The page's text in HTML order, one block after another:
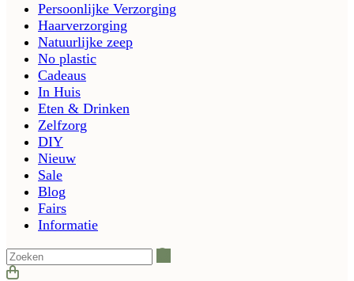
Persoonlijke Verzorging
Haarverzorging
Natuurlijke zeep
No plastic
Cadeaus
In Huis
Eten & Drinken
Zelfzorg
DIY
Nieuw
Sale
Blog
Fairs
Informatie